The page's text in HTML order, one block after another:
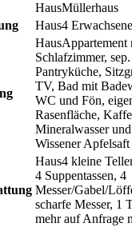
Müllerhaus
4 Erwachsene
Appartement
Schlafzimmer,
Pantryküche,
TV, Bad mit
WC und Fön,
Rasenfläche,
Mineralwasser
Wissener Apfelsaft
4 kleine
4 Suppentassen, 4
Messer/Gabel/
scharfe Messer, 1
mehr auf Anfrage